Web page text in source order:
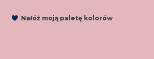
Nałóż moją paletę kolorów